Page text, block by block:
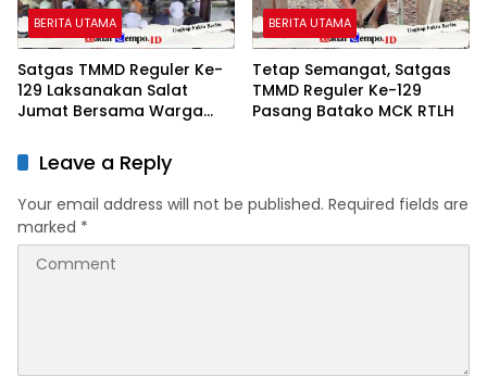
BERITA UTAMA
Satgas TMMD Reguler Ke-
129 Laksanakan Salat
Jumat Bersama Warga
Komsos
BERITA UTAMA
Tetap Semangat, Satgas
TMMD Reguler Ke-129
Pasang Batako MCK RTLH
Leave a Reply
Your email address will not be published. Required fields are
marked *